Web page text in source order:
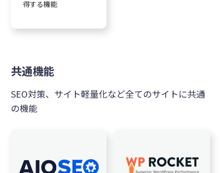
得する機能
共通機能
SEO対策、サイト軽量化など全てのサイトに共通
の機能